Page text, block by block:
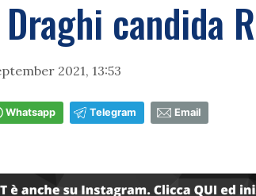
candida
2021, 13:53
Whatsapp Telegram Email